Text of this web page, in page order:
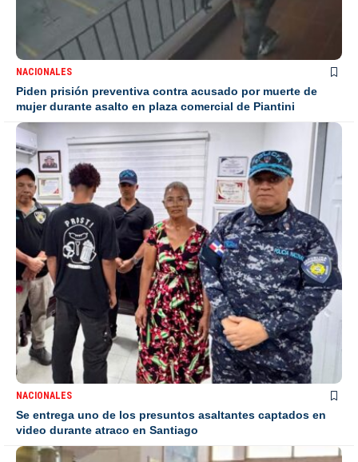
NACIONALES
Piden prisión preventiva contra acusado por muerte de
mujer durante asalto en plaza comercial de Piantini
NACIONALES
Se entrega uno de los presuntos asaltantes captados en
video durante atraco en Santiago